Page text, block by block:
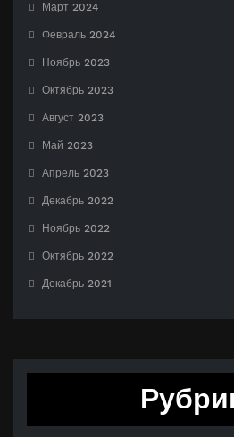
Март 2024
Февраль 2024
Ноябрь 2023
Октябрь 2023
Август 2023
Май 2023
Апрель 2023
Декабрь 2022
Ноябрь 2022
Октябрь 2022
Декабрь 2021